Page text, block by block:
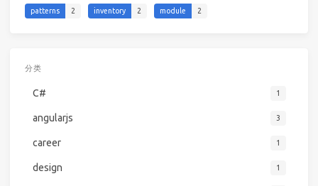
patterns 2 inventory 2 module 2
分类
C# 1
angularjs 3
career 1
design 1